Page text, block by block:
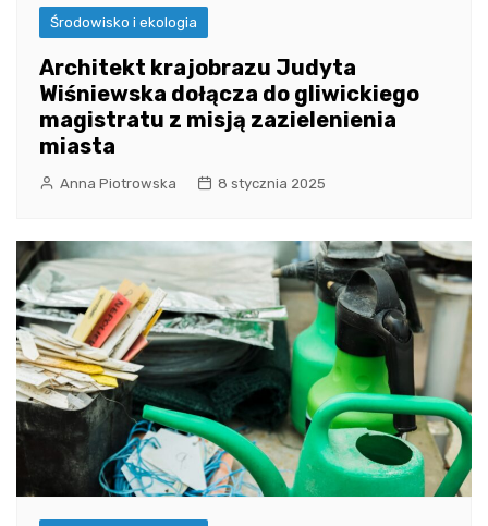
Środowisko i ekologia
Architekt krajobrazu Judyta
Wiśniewska dołącza do gliwickiego
magistratu z misją zazielenienia
miasta
Anna Piotrowska 8 stycznia 2025